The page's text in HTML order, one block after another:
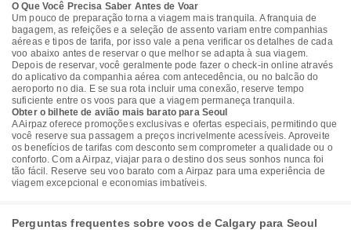
O Que Você Precisa Saber Antes de Voar
Um pouco de preparação torna a viagem mais tranquila. A franquia de
bagagem, as refeições e a seleção de assento variam entre companhias
aéreas e tipos de tarifa, por isso vale a pena verificar os detalhes de cada
voo abaixo antes de reservar o que melhor se adapta à sua viagem.
Depois de reservar, você geralmente pode fazer o check-in online através
do aplicativo da companhia aérea com antecedência, ou no balcão do
aeroporto no dia. E se sua rota incluir uma conexão, reserve tempo
suficiente entre os voos para que a viagem permaneça tranquila.
Obter o bilhete de avião mais barato para Seoul
A Airpaz oferece promoções exclusivas e ofertas especiais, permitindo que
você reserve sua passagem a preços incrivelmente acessíveis. Aproveite
os benefícios de tarifas com desconto sem comprometer a qualidade ou o
conforto. Com a Airpaz, viajar para o destino dos seus sonhos nunca foi
tão fácil. Reserve seu voo barato com a Airpaz para uma experiência de
viagem excepcional e economias imbatíveis.
Perguntas frequentes sobre voos de Calgary para Seoul